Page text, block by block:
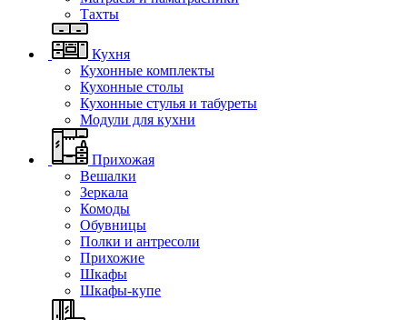
Тахты
Кухня
Кухонные комплекты
Кухонные столы
Кухонные стулья и табуреты
Модули для кухни
Прихожая
Вешалки
Зеркала
Комоды
Обувницы
Полки и антресоли
Прихожие
Шкафы
Шкафы-купе